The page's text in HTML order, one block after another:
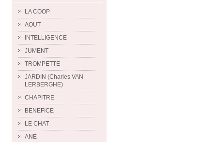
LA COOP
AOUT
INTELLIGENCE
JUMENT
TROMPETTE
JARDIN (Charles VAN
LERBERGHE)
CHAPITRE
BENEFICE
LE CHAT
ANE